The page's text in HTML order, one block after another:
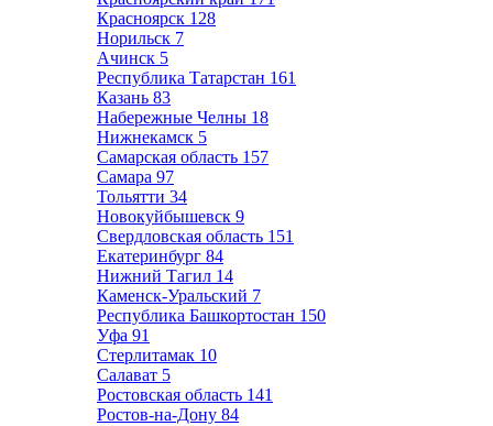
Красноярск 128
Норильск 7
Ачинск 5
Республика Татарстан 161
Казань 83
Набережные Челны 18
Нижнекамск 5
Самарская область 157
Самара 97
Тольятти 34
Новокуйбышевск 9
Свердловская область 151
Екатеринбург 84
Нижний Тагил 14
Каменск-Уральский 7
Республика Башкортостан 150
Уфа 91
Стерлитамак 10
Салават 5
Ростовская область 141
Ростов-на-Дону 84